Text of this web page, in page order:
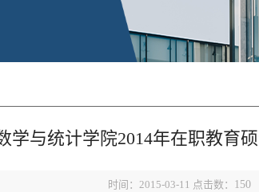
学与统计学院2014年在职教育
时间：2015-03-11 点击数： 150